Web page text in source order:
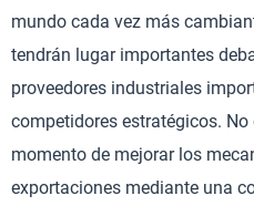
mundo cada vez más
tendrán lugar importantes
proveedores industriales
competidores estratégicos.
momento de mejorar los
exportaciones mediante una